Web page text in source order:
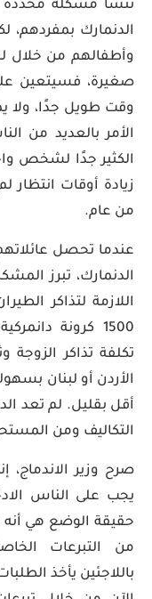
تنشأ مشكلة محددة
الدنمارك بمفردهم،
وأطفالهم من خلال
صغيرة، فسيتعين
وقت طويل جدًا، ولا
الأمر بالعديد من
الكثير جدًا لشخص
زيادة أوقات انتظار
من عام.
عندما تحصل
الدنمارك، تبرز
اللازمة لتذاكر
1500 كرونة
تكلفة تذاكر الزوجة
أقل بقليل. لم تعد
التكاليف ومن
صرح وزير الاندماج،
يجب على الناس
حقيقة الوضع هي
من التبرعات
باللاجئين يأخذ